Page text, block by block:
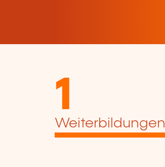
1
Weiterbildungen